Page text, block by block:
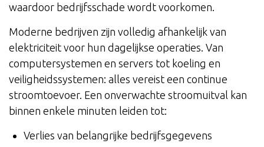
waardoor bedrijfsschade wordt voorkomen.
Moderne bedrijven zijn volledig afhankelijk van
elektriciteit voor hun dagelijkse operaties. Van
computersystemen en servers tot koeling en
veiligheidssystemen: alles vereist een continue
stroomtoevoer. Een onverwachte stroomuitval kan
binnen enkele minuten leiden tot:
Verlies van belangrijke bedrijfsgegevens